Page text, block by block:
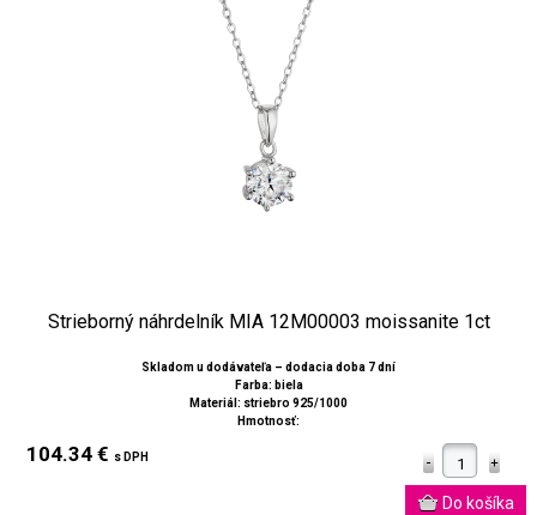
Strieborný náhrdelník MIA 12M00003 moissanite 1ct
Skladom u dodávateľa – dodacia doba 7 dní
Farba: biela
Materiál: striebro 925/1000
Hmotnosť:
104.34 € s DPH